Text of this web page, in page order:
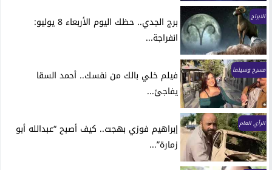
الابراج
برج الجدي.. حظك اليوم الأربعاء 8 يوليو:
انفراجة...
مسرح وسينما
فيلم خلي بالك من نفسك.. أحمد السقا
يفاجئ...
الرأي العام
إبراهيم فوزي بهجت.. كيف أصبح “عبدالله أبو
زمارة”...